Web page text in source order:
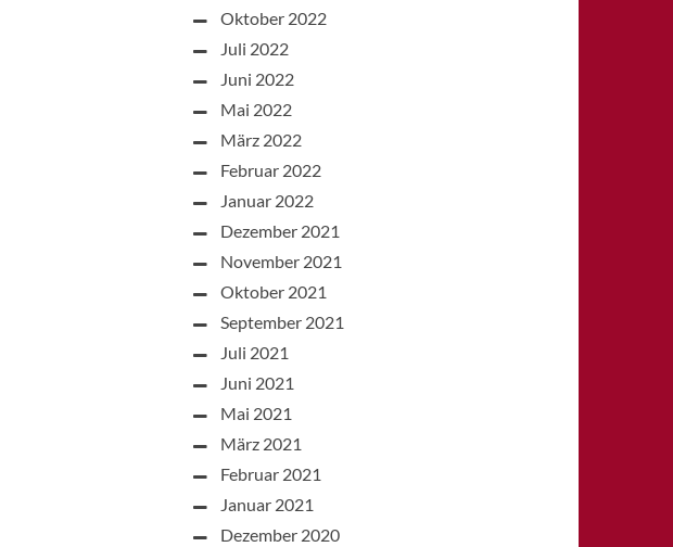
Oktober 2022
Juli 2022
Juni 2022
Mai 2022
März 2022
Februar 2022
Januar 2022
Dezember 2021
November 2021
Oktober 2021
September 2021
Juli 2021
Juni 2021
Mai 2021
März 2021
Februar 2021
Januar 2021
Dezember 2020